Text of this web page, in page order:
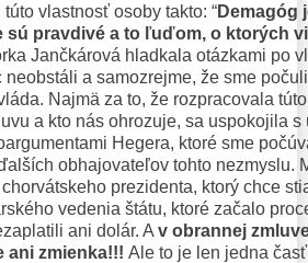
vlastnosť osoby takto: “Demagóg
sú pravdivé a to ľuďom, o ktorých
Jančkárová hladkala otázkami po
a samozrejme, že sme
Najmä za to, že rozpracovala
a kto nás ohrozuje, sa uspokojila s
Hegera, ktoré sme
obhajovateľov tohto nezmyslu.
prezidenta, ktorý chce
vedenia štátu, ktoré začalo
ani dolár. A v obrannej
ani zmienka!!! Ale to je len jedna